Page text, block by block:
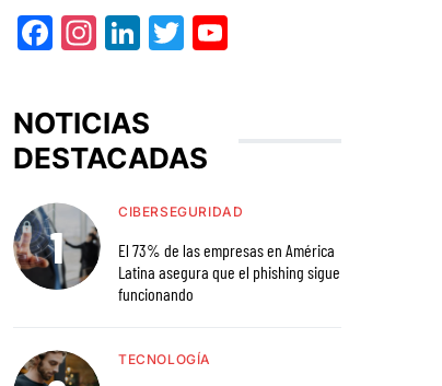
Facebook
Instagram
LinkedIn
Twitter
NOTICIAS
DESTACADAS
CIBERSEGURIDAD
El 73% de las empresas en América
Latina asegura que el phishing sigue
funcionando
TECNOLOGÍA